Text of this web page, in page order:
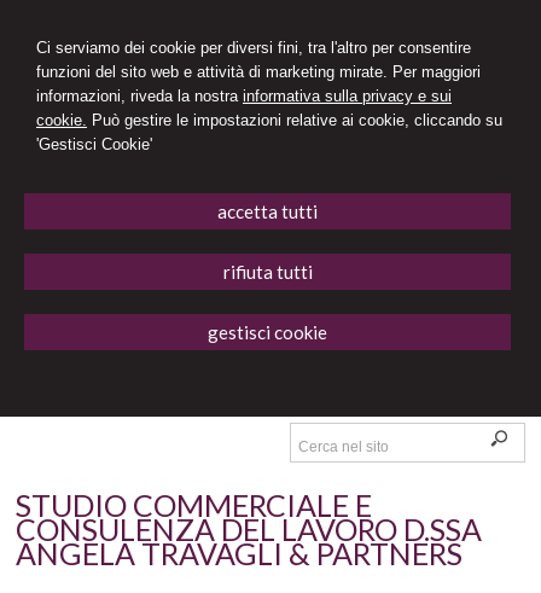
Ci serviamo dei cookie per diversi fini, tra l'altro per consentire
funzioni del sito web e attività di marketing mirate. Per maggiori
informazioni, riveda la nostra informativa sulla privacy e sui
cookie. Può gestire le impostazioni relative ai cookie, cliccando su
'Gestisci Cookie'
accetta tutti
rifiuta tutti
gestisci cookie
STUDIO COMMERCIALE E
CONSULENZA DEL LAVORO D.SSA
ANGELA TRAVAGLI & PARTNERS